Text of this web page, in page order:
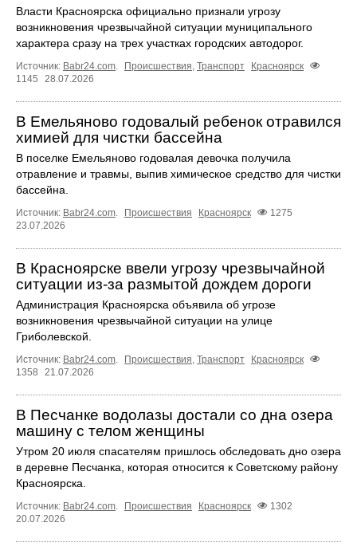
Власти Красноярска официально признали угрозу
возникновения чрезвычайной ситуации муниципального
характера сразу на трех участках городских автодорог.
Источник: Babr24.com Происшествия Транспорт
Красноярск
1145
28.07.2026
В Емельяново годовалый ребенок отравился
химией для чистки бассейна
В поселке Емельяново годовалая девочка получила
отравление и травмы, выпив химическое средство для чистки
бассейна.
Источник: Babr24.com. Происшествия Красноярск
1275
23.07.2026
В Красноярске ввели угрозу чрезвычайной
ситуации из-за размытой дождем дороги
Администрация Красноярска объявила об угрозе
возникновения чрезвычайной ситуации на улице
Гриболевской.
Источник: Babr24.com. Происшествия, Транспорт
Красноярск
1358
21.07.2026
В Песчанке водолазы достали со дна озера
машину с телом женщины
Утром 20 июля спасателям пришлось обследовать дно озера
в деревне Песчанка, которая относится к Советскому району
Красноярска.
Источник: Babr24.com. Происшествия Красноярск
1302
20.07.2026